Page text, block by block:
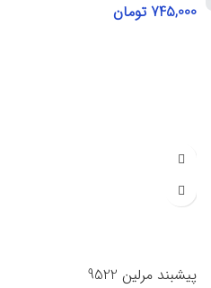
745,000 تومان
پیشبند مرلین 9522